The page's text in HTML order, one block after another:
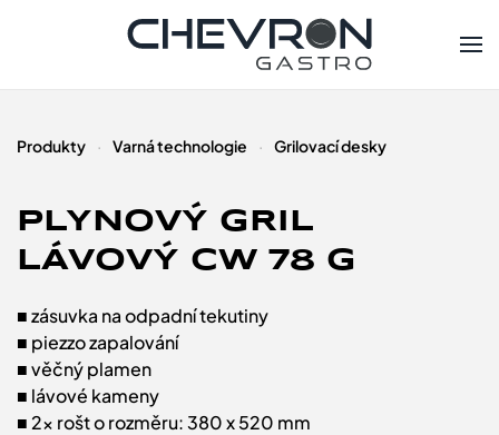
Produkty Varná technologie Grilovací desky
PLYNOVÝ GRIL
LÁVOVÝ CW 78 G
■ zásuvka na odpadní tekutiny
■ piezzo zapalování
■ věčný plamen
■ lávové kameny
■ 2x rošt o rozměru: 380 x 520 mm